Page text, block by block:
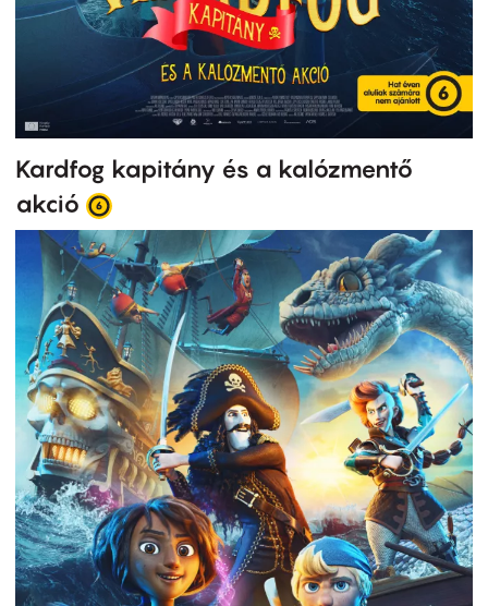
Kardfog kapitány és a kalózmentő
akció